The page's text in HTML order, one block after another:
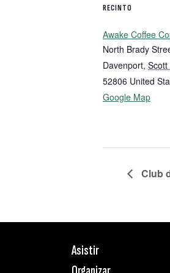
RECINTO
Awake Coffee
North Brady
Davenport,
52806 United
Google Map
Club
Asistir